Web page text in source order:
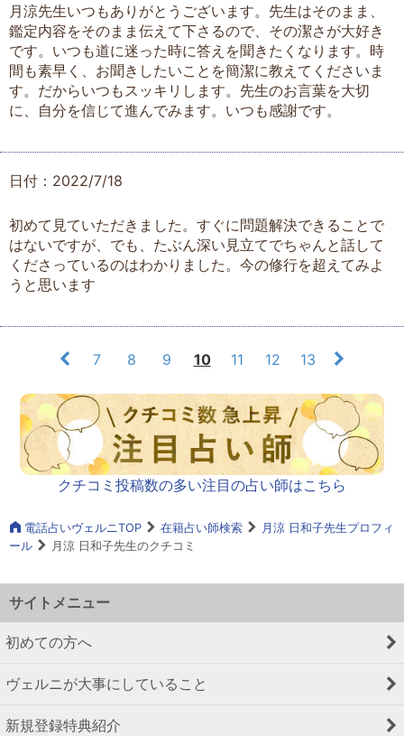
月涼先生いつもありがとうございます。先生はそのまま、
鑑定内容をそのまま伝えて下さるので、その潔さが大好き
です。いつも道に迷った時に答えを聞きたくなります。時
間も素早く、お聞きしたいことを簡潔に教えてくださいま
す。だからいつもスッキリします。先生のお言葉を大切
に、自分を信じて進んでみます。いつも感謝です。
日付：2022/7/18
初めて見ていただきました。すぐに問題解決できることで
はないですが、でも、たぶん深い見立てでちゃんと話して
くださっているのはわかりました。今の修行を超えてみよ
うと思います
7 8 9 10 11 12 13
クチコミ投稿数の多い注目の占い師はこちら
電話占いヴェルニTOP 在籍占い師検索
月涼 日和子先生プロフィ
ール
月涼 日和子先生のクチコミ
サイトメニュー
初めての方へ
ヴェルニが大事にしていること
新規登録特典紹介